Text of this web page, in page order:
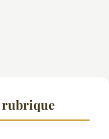
rubrique